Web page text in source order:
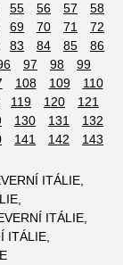
55 56 57
58
69 70 71
72
83 84 85
86
97 98
99
108 109
110
119 120
121
130 131
132
141 142 143
ITÁLIE
ITÁLIE
ITÁLIE